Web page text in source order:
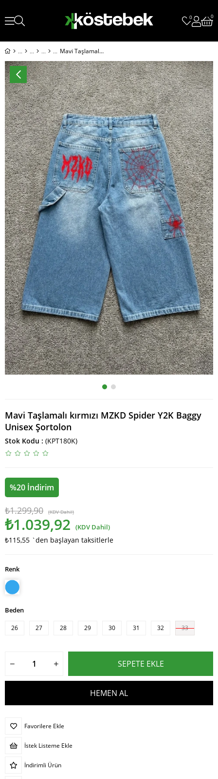
0 0
Mavi Taşlamalı kırmızı MZKD Spider Y2K Baggy Unisex Şortolon
Mavi Taşlamalı kırmızı MZKD Spider Y2K Baggy
Unisex Şortolon
Stok Kodu (KPT180K)
%20 İndirim
₺1.299,90 (KDV Dahil)
₺1.039,92 (KDV Dahil)
₺115,55 `den başlayan taksitlerle
Renk
Beden
26 27 28 29 30 31 32 33
Favorilere Ekle
İstek Listeme Ekle
İndirimli Ürün